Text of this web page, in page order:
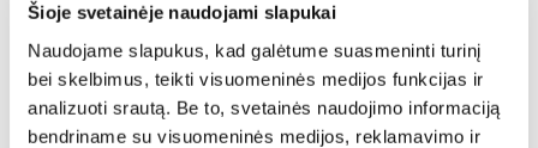
Šioje svetainėje naudojami slapukai
Naudojame slapukus, kad galėtume suasmeninti turinį
bei skelbimus, teikti visuomeninės medijos funkcijas ir
analizuoti srautą. Be to, svetainės naudojimo informaciją
bendriname su visuomeninės medijos, reklamavimo ir
N N